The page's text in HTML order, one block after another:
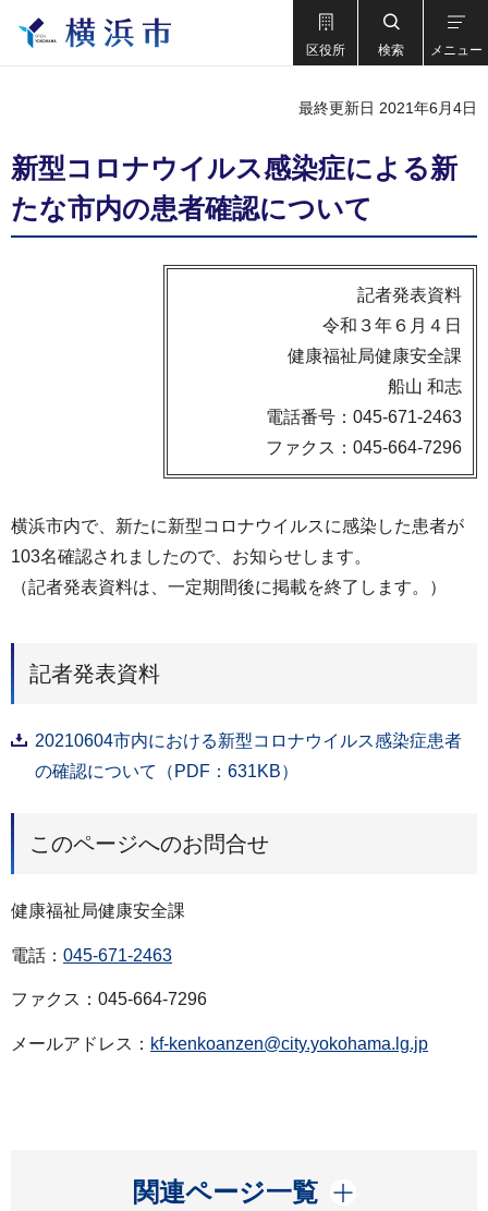
区役所 検索 メニュー
最終更新日 2021年6月4日
新型コロナウイルス感染症による新
たな市内の患者確認について
記者発表資料
令和３年６月４日
健康福祉局健康安全課
船山 和志
電話番号：045-671-2463
ファクス：045-664-7296
横浜市内で、新たに新型コロナウイルスに感染した患者が
103名確認されましたので、お知らせします。
（記者発表資料は、一定期間後に掲載を終了します。）
記者発表資料
20210604市内における新型コロナウイルス感染症患者
の確認について（PDF：631KB）
このページへのお問合せ
健康福祉局健康安全課
電話： 045-671-2463
ファクス：045-664-7296
メールアドレス： kf-kenkoanzen@city.yokohama.lg.jp
関連ページ一覧
開く